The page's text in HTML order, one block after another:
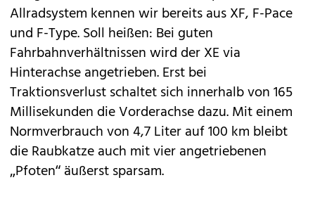
Allradsystem kennen wir bereits ausXF, F-Pace
und F-Type. Soll heißen: Bei guten
Fahrbahnverhältnissen wird der XE via
Hinterachse angetrieben. Erst bei
Traktionsverlust schaltet sich innerhalb von 165
Millisekunden die Vorderachse dazu. Mit einem
Normverbrauch von 4,7 Liter auf 100 km bleibt
die Raubkatze auch mit vier angetriebenen
„Pfoten“ äußerst sparsam.